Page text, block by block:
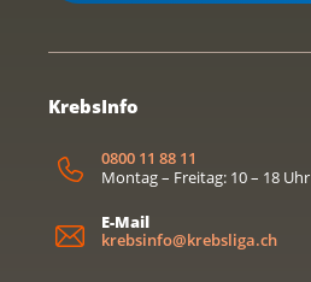
KrebsInfo
0800 11 88 11
Montag – Freitag: 10 – 18 Uhr
E-Mail
krebsinfo@krebsliga.ch